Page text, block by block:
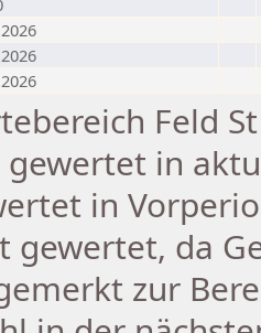
Feld
gewertet in
in
gewertet, da
zur